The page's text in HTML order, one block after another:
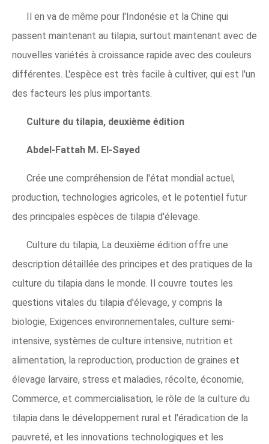
Il en va de même pour l'Indonésie et la Chine qui
passent maintenant au tilapia, surtout maintenant avec de
nouvelles variétés à croissance rapide avec des couleurs
différentes. L'espèce est très facile à cultiver, qui est l'un
des facteurs les plus importants.
Culture du tilapia, deuxième édition
Abdel-Fattah M. El-Sayed
Crée une compréhension de l'état mondial actuel,
production, technologies agricoles, et le potentiel futur
des principales espèces de tilapia d'élevage.
Culture du tilapia, La deuxième édition offre une
description détaillée des principes et des pratiques de la
culture du tilapia dans le monde. Il couvre toutes les
questions vitales du tilapia d'élevage, y compris la
biologie, Exigences environnementales, culture semi-
intensive, systèmes de culture intensive, nutrition et
alimentation, la reproduction, production de graines et
élevage larvaire, stress et maladies, récolte, économie,
Commerce, et commercialisation, le rôle de la culture du
tilapia dans le développement rural et l'éradication de la
pauvreté, et les innovations technologiques et les